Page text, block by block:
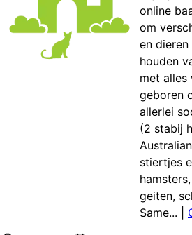
online
om
en
houden
met
geboren
allerlei
(2 stabij
stiertjes
geiten,
Same...